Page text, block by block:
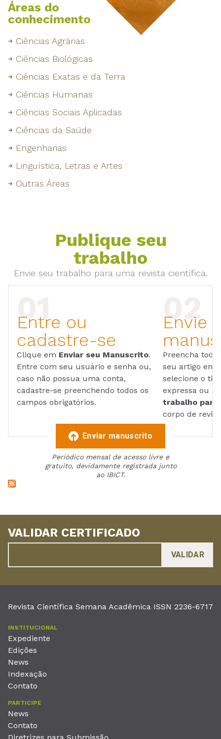
Áreas do
conhecimento
Ciências Agrárias
Ciências Biológicas
Ciências Exatas e da Terra
Ciências Humanas
Ciências Sociais Aplicadas
Ciências da Saúde
Engenharias
Linguística, Letras e Artes
Outras Áreas
Publique seu
trabalho
Envie seu trabalho para uma revista científica.
Entre ou
cadastre-se
Clique em Enviar seu Manuscrito.
Entre com seu usuário e senha ou,
caso não possua uma conta,
cadastre-se preenchendo todos os
campos obrigatórios.
Envie
Preencha
seu artigo em
selecione o
expressa ou
trabalho para
corpo de
Enviar manuscrito
Periódico mensal de acesso livre e
gratuito, devidamente registrada junto
ao IBICT.
VALIDAR CERTIFICADO
Revista Científica Semana Acadêmica ISSN 2236-6717
INSTITUCIONAL
Expediente
Edições
News
Indexação
Contato
PARTICIPE
News
Contato